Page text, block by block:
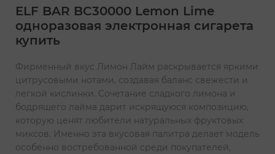
ELF BAR BC30000 Lemon Lime
одноразовая электронная сигарета
купить
Фирменный вкус Лимон Лайм раскрывается яркими
цитрусовыми нотами, создавая баланс свежести и
легкой кислинки. Сочетание сладкого лимона и
бодрящего лайма дарит искрящуюся композицию,
которую ценят любители натуральных фруктовых
миксов. Именно эта вкусовая палитра делает модель
особенно востребованной среди покупателей,